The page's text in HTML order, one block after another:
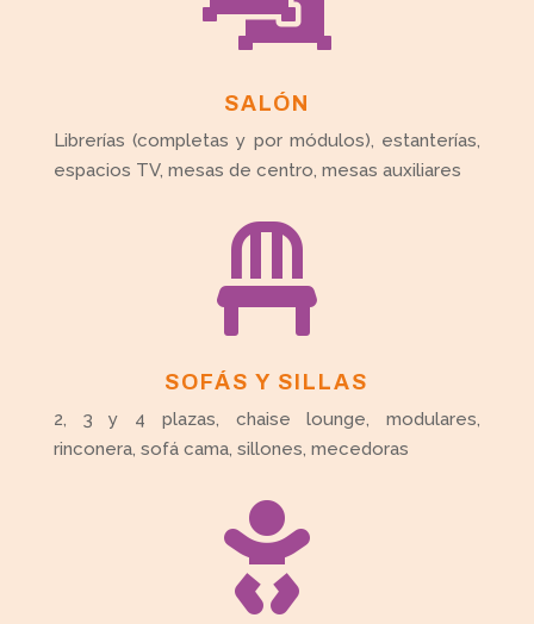
SALÓN
Librerías (completas y por módulos), estanterías,
espacios TV, mesas de centro, mesas auxiliares

SOFÁS Y SILLAS
2, 3 y 4 plazas, chaise lounge, modulares,
rinconera, sofá cama, sillones, mecedoras
